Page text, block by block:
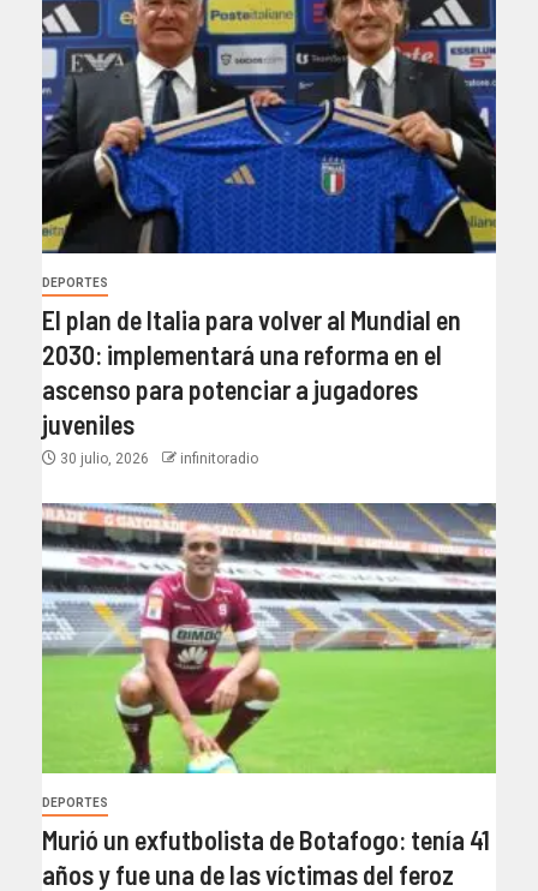
DEPORTES
El plan de Italia para volver al Mundial en
2030: implementará una reforma en el
ascenso para potenciar a jugadores
juveniles
30 julio, 2026 infinitoradio
DEPORTES
Murió un exfutbolista de Botafogo: tenía 41
años y fue una de las víctimas del feroz